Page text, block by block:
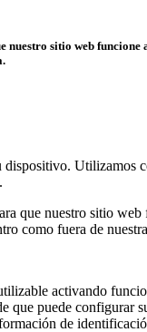
nuestro sitio web
dispositivo.
que nuestro sitio
como fuera de
activando
que puede configurar
de